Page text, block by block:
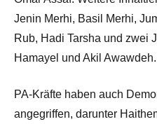
Jenin Merhi, Basil Merhi,
Rub, Hadi Tarsha und zwei
Hamayel und Akil Awawdeh.
PA-Kräfte haben auch
angegriffen, darunter